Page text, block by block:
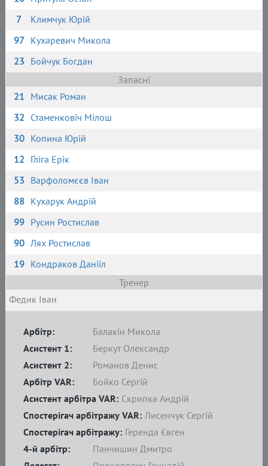
7
Климчук Юрій
97 Кухаревич Микола
23 Бойчук Богдан
Запасні
21 Мисак Роман
32 Стаменковіч Мілош
30 Копина Юрій
12 Ґліга Ерік
53 Варфоломєєв Іван
88 Кухарук Андрій
99 Русин Ростислав
90 Лях Ростислав
19 Кондраков Данііл
Тренер
Федик Іван
Арбітр:
Балакін Микола
Асистент 1:
Беркут Олександр
Асистент 2:
Романов Денис
4-й арбітр:
Панчишин Дмитро
Спостерігач арбітражу: Геренда Євген
Арбітр VAR:
Бойко Сергій
Асистент арбітра VAR: Скрипка Андрій
Спостерігач арбітражу VAR: Лисенчук Сергій